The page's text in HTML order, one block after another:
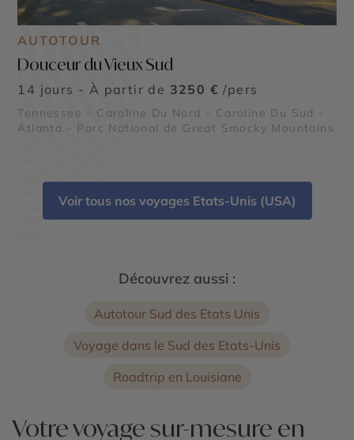
AUTOTOUR
Douceur du Vieux Sud
14 jours - À partir de 3250 € /pers
Tennessee - Caroline Du Nord - Caroline Du Sud -
Atlanta - Parc National de Great Smocky Mountains
Voir tous nos voyages Etats-Unis (USA)
Découvrez aussi :
Autotour Sud des Etats Unis
Voyage dans le Sud des Etats-Unis
Roadtrip en Louisiane
Votre voyage sur-mesure en